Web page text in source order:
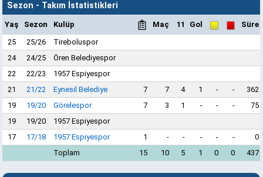
Sezon - Takım İstatistikleri
Yaş Sezon Kulüp Maç 11 Gol
Süre
25
25/26
Tireboluspor
24
24/25
Ören Belediyespor
22
22/23
1957 Espiyespor
21
21/22 Eynesil Belediye 7 7 4 1 - -
362
19
19/20 Görelespor 7 3 1 - - -
75
19
19/20
1957 Espiyespor
17
17/18 1957 Espiyespor 1 - - - - -
0
Toplam
15 10 5 1 0 0 437